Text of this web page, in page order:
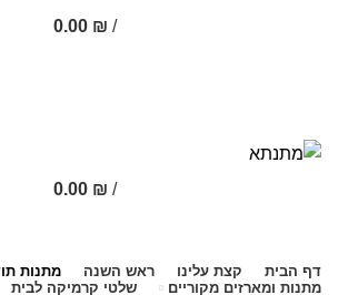
/
0.00 ₪
/
0.00 ₪
דף הבית קצת עלינו ראש השנה
מתנות
מתנות ומארזים מקוריים
שלטי קרמיקה לבית